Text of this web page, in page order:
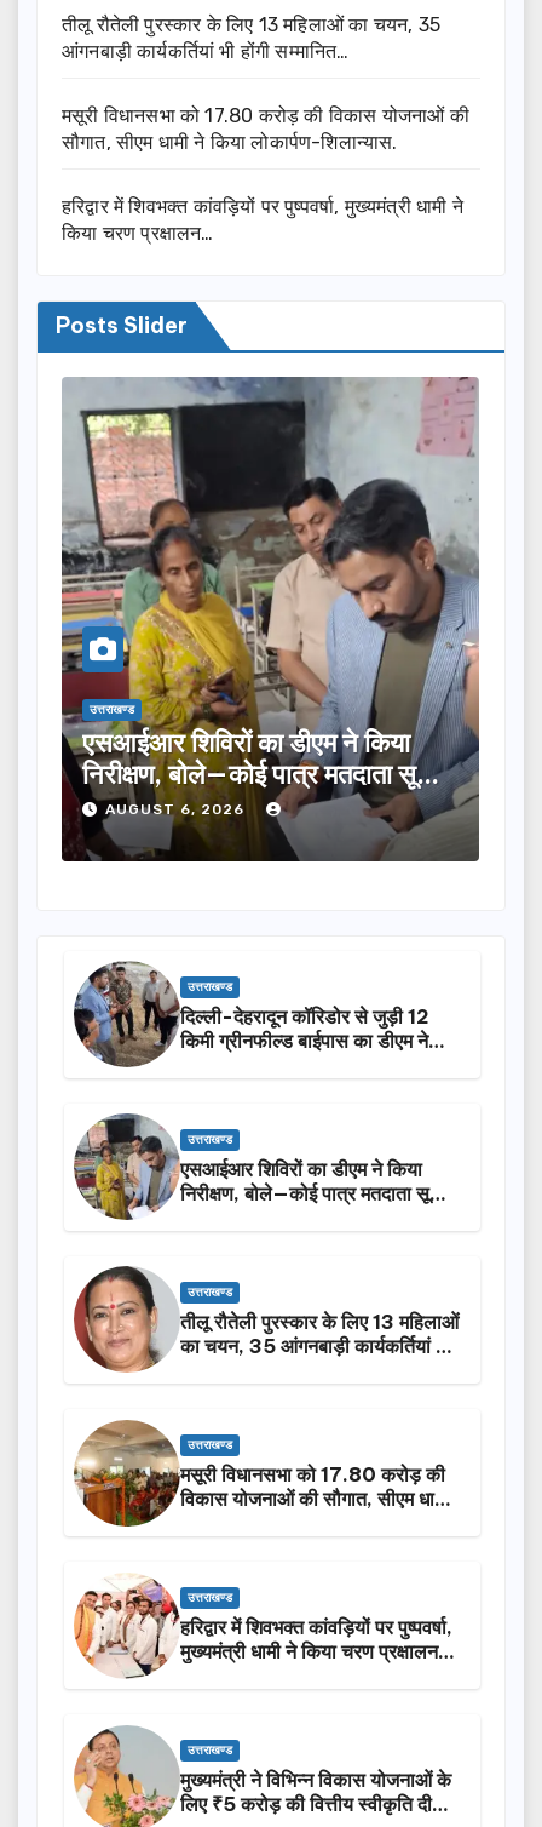
तीलू रौतेली पुरस्कार के लिए 13 महिलाओं का चयन, 35
आंगनबाड़ी कार्यकर्तियां भी होंगी सम्मानित…
मसूरी विधानसभा को 17.80 करोड़ की विकास योजनाओं की
सौगात, सीएम धामी ने किया लोकार्पण-शिलान्यास.
हरिद्वार में शिवभक्त कांवड़ियों पर पुष्पवर्षा, मुख्यमंत्री धामी ने
किया चरण प्रक्षालन…
Posts Slider
ने किया
मतदाता सूची
उत्तराखण्ड
तीलू रौतेली पुरस्कार के लिए 13
का चयन, 35 आंगनबाड़ी
होंगी सम्मानित…
AUGUST 6, 2026
उत्तराखण्ड
दिल्ली-देहरादून कॉरिडोर से जुड़ी 12
किमी ग्रीनफील्ड बाईपास का डीएम ने
उत्तराखण्ड
एसआईआर शिविरों का डीएम ने किया
निरीक्षण, बोले—कोई पात्र मतदाता सूची
उत्तराखण्ड
तीलू रौतेली पुरस्कार के लिए 13 महिलाओं
का चयन, 35 आंगनबाड़ी कार्यकर्तियां भी
उत्तराखण्ड
मसूरी विधानसभा को 17.80 करोड़ की
विकास योजनाओं की सौगात, सीएम धामी
उत्तराखण्ड
हरिद्वार में शिवभक्त कांवड़ियों पर पुष्पवर्षा,
मुख्यमंत्री धामी ने किया चरण प्रक्षालन…
उत्तराखण्ड
मुख्यमंत्री ने विभिन्न विकास योजनाओं के
लिए ₹5 करोड़ की वित्तीय स्वीकृति दी…